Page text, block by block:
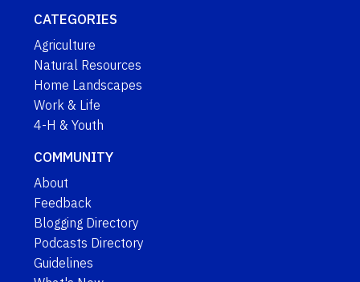
CATEGORIES
Agriculture
Natural Resources
Home Landscapes
Work & Life
4-H & Youth
COMMUNITY
About
Feedback
Blogging Directory
Podcasts Directory
Guidelines